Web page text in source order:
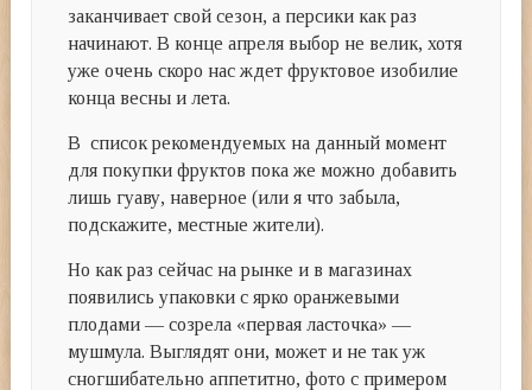
заканчивает свой сезон, а персики как раз
начинают. В конце апреля выбор не велик, хотя
уже очень скоро нас ждет фруктовое изобилие
конца весны и лета.
В список рекомендуемых на данный момент
для покупки фруктов пока же можно добавить
лишь гуаву, наверное (или я что забыла,
подскажите, местные жители).
Но как раз сейчас на рынке и в магазинах
появились упаковки с ярко оранжевыми
плодами — созрела «первая ласточка» —
мушмула. Выглядят они, может и не так уж
сногшибательно аппетитно, фото с примером